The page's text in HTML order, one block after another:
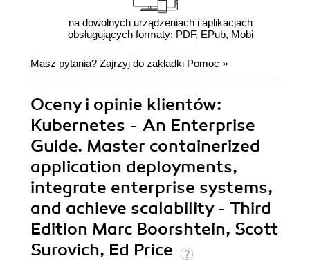
na dowolnych urządzeniach i aplikacjach
obsługujących formaty: PDF, EPub, Mobi
Masz pytania? Zajrzyj do zakładki Pomoc »
Oceny i opinie klientów:
Kubernetes - An Enterprise
Guide. Master containerized
application deployments,
integrate enterprise systems,
and achieve scalability - Third
Edition Marc Boorshtein, Scott
Surovich, Ed Price